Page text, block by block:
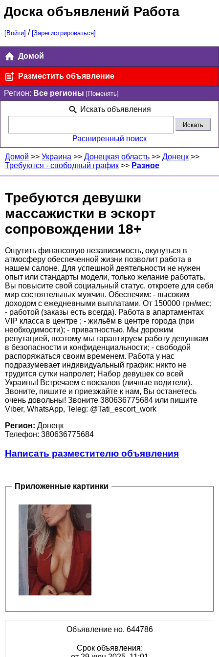
Доска объявлений Работа
[Войти] / [Зарегистрироваться]
Домой
Разместить объявление
Регион: Все регионы [Поменять]
Искать объявления
Расширенный поиск
Домой >> Украина >> Донецкая область >> Донецк >>
Требуются - свободный график >> Разное
Требуются девушки
массажистки в эскорт
сопровождении 18+
Ощутить финансовую независимость, окунуться в
атмосферу обеспеченной жизни позволит работа в
нашем салоне. Для успешной деятельности не нужен
опыт или стандарты модели, только желание работать.
Вы повысите свой социальный статус, откроете для себя
мир состоятельных мужчин. Обеспечим: - высоким
доходом с ежедневными выплатами. От 150000 грн/мес;
- работой (заказы есть всегда). Работа в апартаментах
VIP класса в центре ; - жильём в центре города (при
необходимости); - приватностью. Мы дорожим
репутацией, поэтому мы гарантируем работу девушкам
в безопасности и конфиденциальности; - свободой
распоряжаться своим временем. Работа у нас
подразумевает индивидуальный график: никто не
трудится сутки напролет; Набор девушек со всей
Украины! Встречаем с вокзалов (личные водители).
Звоните, пишите и приезжайте к нам, Вы останетесь
очень довольны! Звоните 380636775684 или пишите
Viber, WhatsApp, Teleg: @Tati_escort_work
Регион: Донецк
Телефон: 380636775684
Написать разместителю объявления
Приложенные картинки
Объявление но. 644786
Срок объявления: